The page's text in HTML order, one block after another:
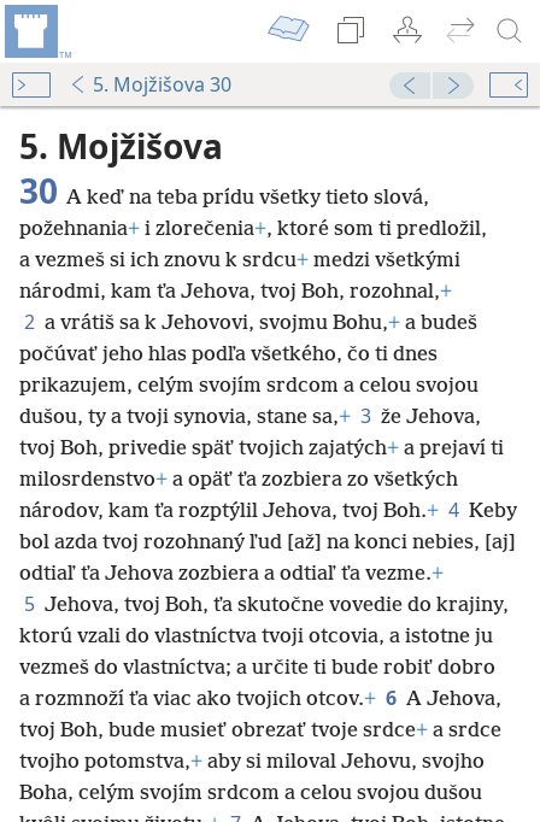
5. Mojžišova 30
5. Mojžišova
30 A keď na teba prídu všetky tieto slová,
požehnania+ i zlorečenia+, ktoré som ti predložil,
a vezmeš si ich znovu k srdcu+ medzi všetkými
národmi, kam ťa Jehova, tvoj Boh, rozohnal,+
2 a vrátiš sa k Jehovovi, svojmu Bohu,+ a budeš
počúvať jeho hlas podľa všetkého, čo ti dnes
prikazujem, celým svojím srdcom a celou svojou
dušou, ty a tvoji synovia, stane sa,+ 3 že Jehova,
tvoj Boh, privedie späť tvojich zajatých+ a prejaví ti
milosrdenstvo+ a opäť ťa zozbiera zo všetkých
národov, kam ťa rozptýlil Jehova, tvoj Boh.+ 4 Keby
bol azda tvoj rozohnaný ľud [až] na konci nebies, [aj]
odtiaľ ťa Jehova zozbiera a odtiaľ ťa vezme.+
5 Jehova, tvoj Boh, ťa skutočne vovedie do krajiny,
ktorú vzali do vlastníctva tvoji otcovia, a istotne ju
vezmeš do vlastníctva; a určite ti bude robiť dobro
a rozmnoží ťa viac ako tvojich otcov.+ 6 A Jehova,
tvoj Boh, bude musieť obrezať tvoje srdce+ a srdce
tvojho potomstva,+ aby si miloval Jehovu, svojho
Boha, celým svojím srdcom a celou svojou dušou